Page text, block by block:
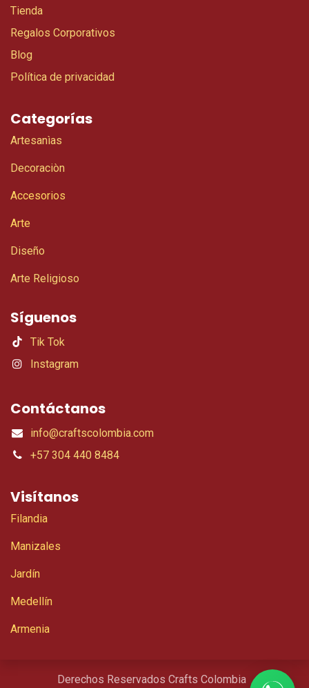
Tienda
Regalos Corporativos
Blog
Política de privacidad
Categorías
Artesanìas
Decoraciòn
Accesorios
Arte
Diseño
Arte Religioso
Síguenos
Tik Tok
Instagram
Contáctanos
info@craftscolombia.com
+57 304 440 8484
Visítanos
Filandia
Manizales
Jardín
Medellín
Armenia
Derechos Reservados Crafts Colombia